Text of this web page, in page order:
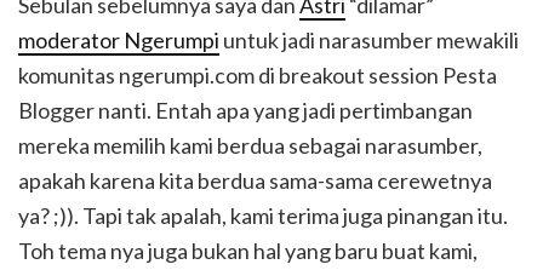
moderator Ngerumpi untuk jadi narasumber mewakili
komunitas ngerumpi.com di breakout session Pesta
Blogger nanti. Entah apa yang jadi pertimbangan
mereka memilih kami berdua sebagai narasumber,
apakah karena kita berdua sama-sama cerewetnya
ya? ;)). Tapi tak apalah, kami terima juga pinangan itu.
Toh tema nya juga bukan hal yang baru buat kami,